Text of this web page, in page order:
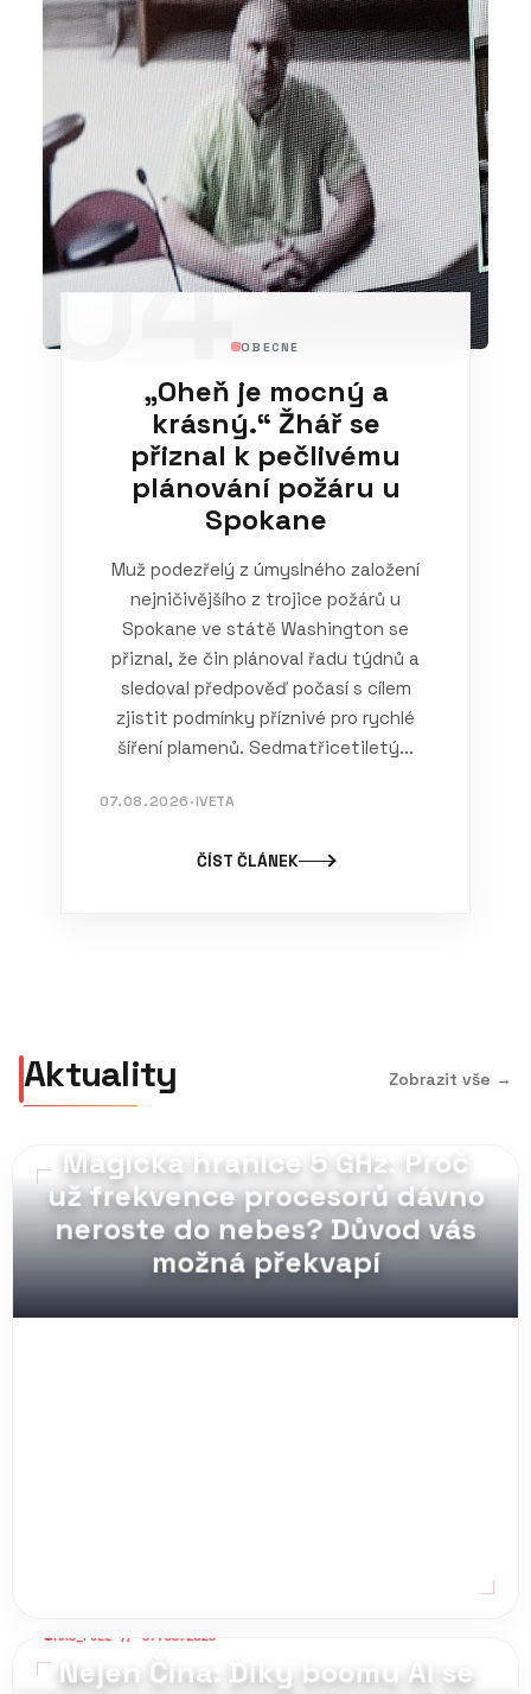
04 OBECNE
„Oheň je mocný a
krásný.“ Žhář se
přiznal k pečlivému
plánování požáru u
Spokane
Muž podezřelý z úmyslného založení
nejničivějšího z trojice požárů u
Spokane ve státě Washington se
přiznal, že čin plánoval řadu týdnů a
sledoval předpověď počasí s cílem
zjistit podmínky příznivé pro rychlé
šíření plamenů. Sedmatřicetiletý...
07.08.2026·IVETA
ČÍST ČLÁNEK
Aktuality Zobrazit vše →
MAG_PULL // 07.08.2026
Magická hranice 5 GHz: Proč
už frekvence procesorů dávno
neroste do nebes? Důvod vás
možná překvapí
MAG_PULL // 07.08.2026